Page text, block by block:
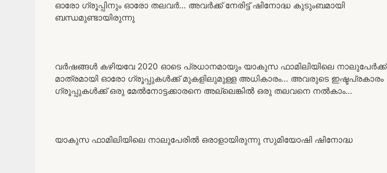
ഓരോ ഗ്രൂപ്പിനും ഓരോ തലവർ… അവർക്ക് നേരിട്ട് ഷിനോദ്ധ കുടുംബമായി
ബന്ധമുണ്ടായിരുന്നു
വർഷങ്ങൾ കഴിയവേ 2020 ഓടെ പ്രധാനമായും യാകുസ ഫാമിലിയിലെ നാലുപേർക്ക്
മാത്രമായി ഓരോ ഗ്രൂപ്പുകൾക്ക് മുകളിലുമുള്ള അധികാരം… അവരുടെ ഇഷ്ടപ്രകാരം
ഗ്രൂപ്പുകൾക്ക് ഒരു മേൽനോട്ടക്കാരനെ അല്ലെങ്കിൽ ഒരു തലവനെ നൽകാം…
യാകുസ ഫാമിലിയിലെ നാലുപേരിൽ ഒരാളായിരുന്നു സുമിയോഷി ഷിനോദ്ധ